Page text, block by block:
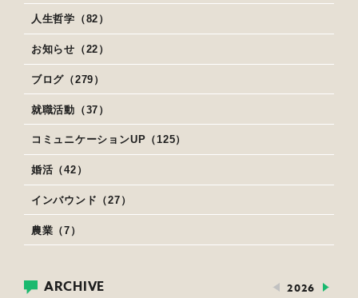
人生哲学（82）
お知らせ（22）
ブログ（279）
就職活動（37）
コミュニケーションUP（125）
婚活（42）
インバウンド（27）
農業（7）
ARCHIVE 2026